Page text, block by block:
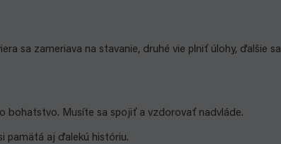
sa zameriava na stavanie, druhé vie plniť úlohy, ďalšie sa
bohatstvo. Musíte sa spojiť a vzdorovať nadvláde.
pamätá aj ďalekú históriu.